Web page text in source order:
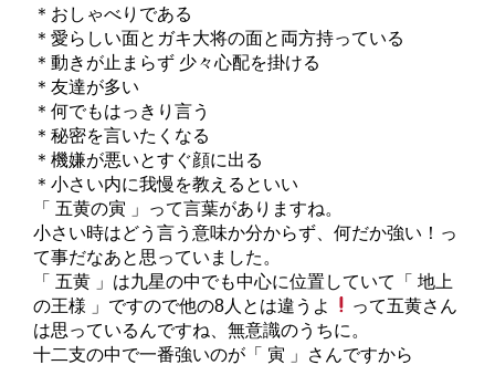
＊おしゃべりである
＊愛らしい面とガキ大将の面と両方持っている
＊動きが止まらず 少々心配を掛ける
＊友達が多い
＊何でもはっきり言う
＊秘密を言いたくなる
＊機嫌が悪いとすぐ顔に出る
＊小さい内に我慢を教えるといい
「 五黄の寅 」って言葉がありますね。
小さい時はどう言う意味か分からず、何だか強い！っ
て事だなあと思っていました。
「 五黄 」は九星の中でも中心に位置していて「 地上
の王様 」ですので他の8人とは違うよ
って五黄さん
は思っているんですね、無意識のうちに。
十二支の中で一番強いのが「 寅 」さんですから